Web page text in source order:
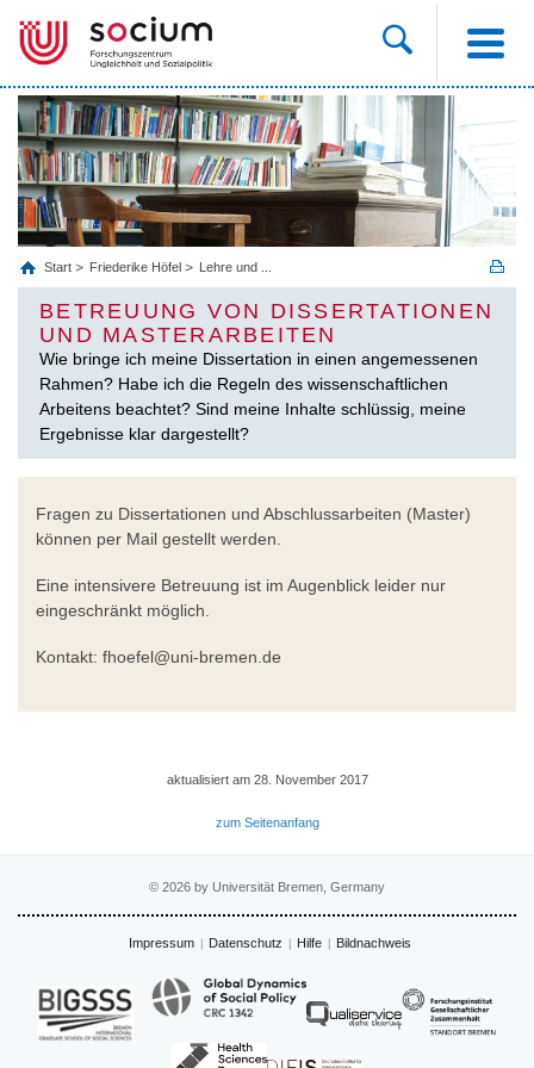
Start Friederike Höfel Lehre und ...
BETREUUNG VON DISSERTATIONEN
UND MASTERARBEITEN
Wie bringe ich meine Dissertation in einen angemessenen
Rahmen? Habe ich die Regeln des wissenschaftlichen
Arbeitens beachtet? Sind meine Inhalte schlüssig, meine
Ergebnisse klar dargestellt?
Fragen zu Dissertationen und Abschlussarbeiten (Master)
können per Mail gestellt werden.
Eine intensivere Betreuung ist im Augenblick leider nur
eingeschränkt möglich.
Kontakt: fhoefel@uni-bremen.de
aktualisiert am 28. November 2017
zum Seitenanfang
© 2026 by Universität Bremen, Germany
Impressum Datenschutz Hilfe Bildnachweis